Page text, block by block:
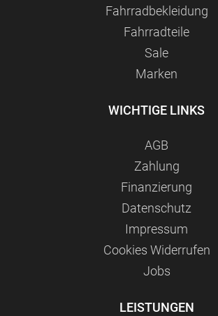
Fahrradbekleidung
Fahrradteile
Sale
Marken
WICHTIGE LINKS
AGB
Zahlung
Finanzierung
Datenschutz
Impressum
Сookies Widerrufen
Jobs
LEISTUNGEN